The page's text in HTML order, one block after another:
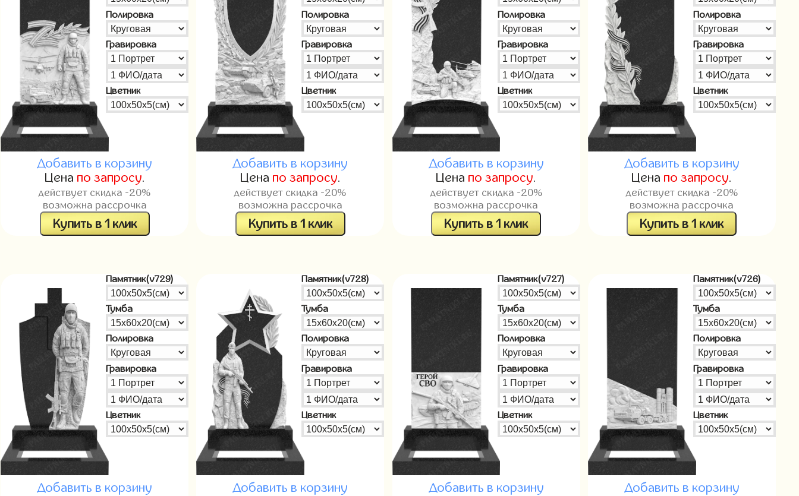
Полировка
Гравировка
Цветник
Добавить в корзину
Цена по запросу.
действует скидка -20%
возможна рассрочка
Купить в 1 клик
Полировка
Гравировка
Цветник
Добавить в корзину
Цена по запросу.
действует скидка -20%
возможна рассрочка
Купить в 1 клик
Полировка
Гравировка
Цветник
Добавить в корзину
Цена по запросу.
действует скидка -20%
возможна рассрочка
Купить в 1 клик
Полировка
Гравировка
Цветник
Добавить в корзину
Цена по запросу.
действует скидка -20%
возможна рассрочка
Купить в 1 клик
Памятник(v729)
Тумба
Полировка
Гравировка
Цветник
Добавить в корзину
Памятник(v728)
Тумба
Полировка
Гравировка
Цветник
Добавить в корзину
Памятник(v727)
Тумба
Полировка
Гравировка
Цветник
Добавить в корзину
Памятник(v726)
Тумба
Полировка
Гравировка
Цветник
Добавить в корзину